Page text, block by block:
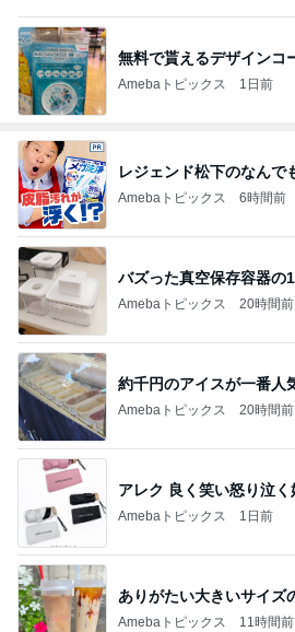
無料で貰えるデザインコ
Amebaトピックス 1日前
レジェンド松下のなんで
Amebaトピックス 6時間前
バズった真空保存容器の
Amebaトピックス 20時間前
約千円のアイスが一番人
Amebaトピックス 20時間前
アレク 良く笑い怒り泣く
Amebaトピックス 1日前
ありがたい大きいサイズ
Amebaトピックス 11時間前